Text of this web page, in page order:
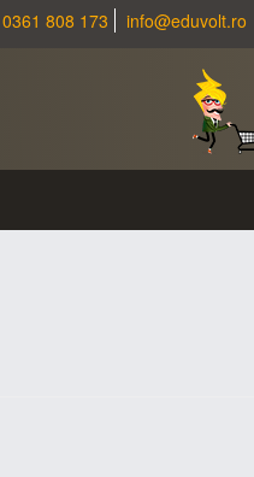
0361 808 173 info@eduvolt.ro